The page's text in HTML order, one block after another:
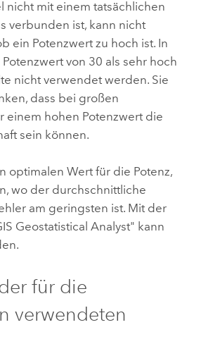
nicht mit einem tatsächlichen
verbunden ist, kann nicht
ein Potenzwert zu hoch ist. In
von 30 als sehr hoch
nicht verwendet werden. Sie
dass bei großen
einem hohen Potenzwert die
sein können.
optimalen Wert für die Potenz,
wo der durchschnittliche
am geringsten ist. Mit der
Geostatistical Analyst" kann
für die
verwendeten